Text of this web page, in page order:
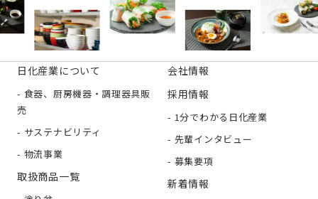
日化産業について
食器、厨房機器・調理器具販
売
サステナビリティ
物流事業
取扱商品一覧
会社情報
採用情報
1分でわかる日化産業
先輩インタビュー
募集要項
新着情報